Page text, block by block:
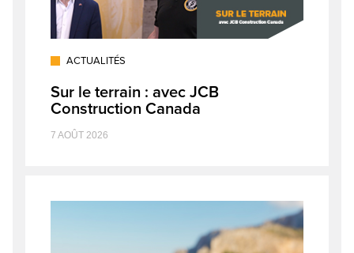
ACTUALITÉS
Sur le terrain : avec JCB
Construction Canada
7 AOÛT 2026